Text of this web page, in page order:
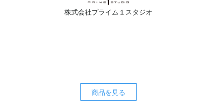
株式会社プライム１スタジオ
商品を見る